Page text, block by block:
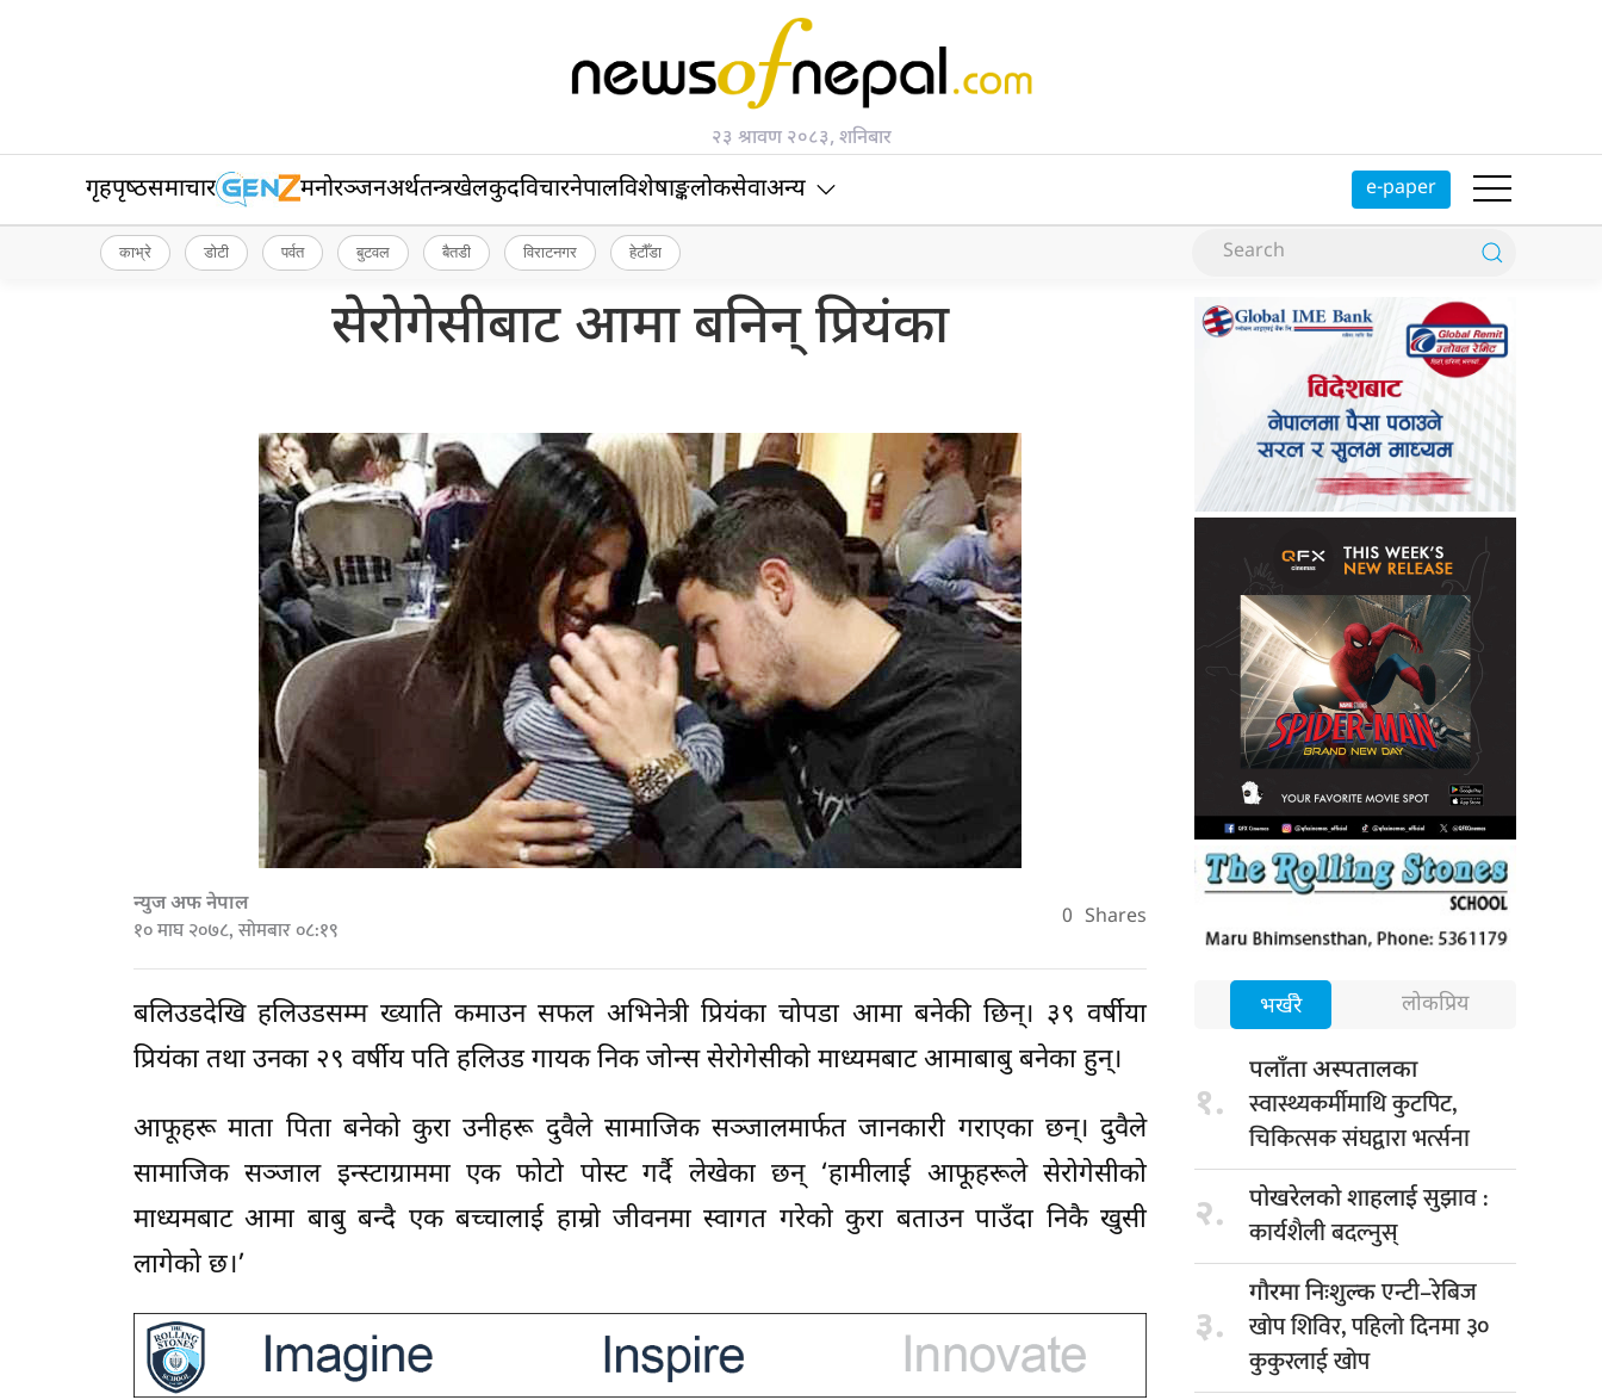
२३ श्रावण २०८३, शनिबार
गृहपृष्‍ठसमाचार मनोरञ्जनअर्थतन्त्रखेलकुदविचारनेपालविशेषाङ्कलोकसेवाअन्य e-paper
काभ्रे डोटी पर्वत बुटवल बैतडी विराटनगर हेटौँडा
सेरोगेसीबाट आमा बनिन् प्रियंका
न्युज अफ नेपाल
१० माघ २०७८, सोमबार ०८:१९ 0 Shares
बलिउडदेखि हलिउडसम्म ख्याति कमाउन सफल अभिनेत्री प्रियंका चोपडा आमा बनेकी छिन्। ३९ वर्षीया
प्रियंका तथा उनका २९ वर्षीय पति हलिउड गायक निक जोन्स सेरोगेसीको माध्यमबाट आमाबाबु बनेका हुन्।
आफूहरू माता पिता बनेको कुरा उनीहरू दुवैले सामाजिक सञ्जालमार्फत जानकारी गराएका छन्। दुवैले
सामाजिक सञ्जाल इन्स्टाग्राममा एक फोटो पोस्ट गर्दै लेखेका छन् ‘हामीलाई आफूहरूले सेरोगेसीको
माध्यमबाट आमा बाबु बन्दै एक बच्चालाई हाम्रो जीवनमा स्वागत गरेको कुरा बताउन पाउँदा निकै खुसी
लागेको छ।’
भर्खरै लोकप्रिय
१.
पलाँता अस्पतालका
स्वास्थ्यकर्मीमाथि कुटपिट,
चिकित्सक संघद्वारा भर्त्सना
२. पोखरेलको शाहलाईसुझाव :
कार्यशैली बदल्नुस्
३.
गौरमा निःशुल्कएन्टी–रेबिज
खोप शिविर, पहिलो दिनमा ३०
कुकुरलाई खोप